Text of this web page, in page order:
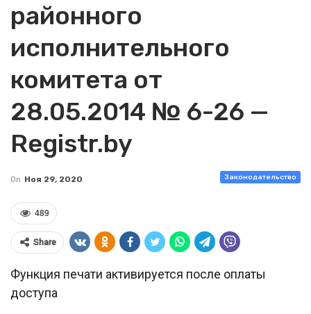
районного
исполнительного
комитета от
28.05.2014 № 6-26 —
Registr.by
Законодательство
On Ноя 29, 2020
489
Share
Функция печати активируется после оплаты
доступа